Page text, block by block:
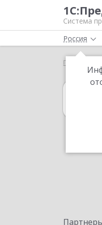
Система
Россия
Главная